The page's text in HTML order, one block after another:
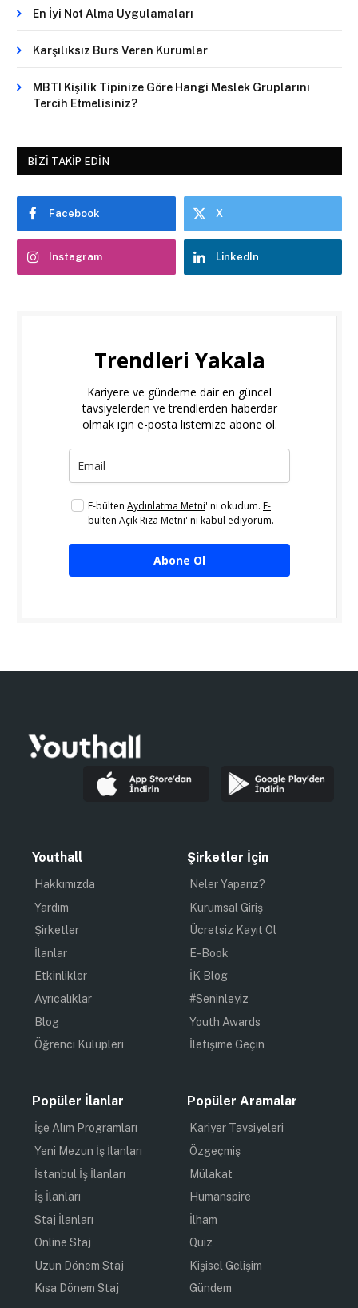
En İyi Not Alma Uygulamaları
Karşılıksız Burs Veren Kurumlar
MBTI Kişilik Tipinize Göre Hangi Meslek Gruplarını
Tercih Etmelisiniz?
BIZI TAKIP EDIN
Facebook X
Instagram LinkedIn
Trendleri Yakala
Kariyere ve gündeme dair en güncel
tavsiyelerden ve trendlerden haberdar
olmak için e-posta listemize abone ol.
E-bülten Aydınlatma Metni''ni okudum. E-
bülten Açık Rıza Metni''ni kabul ediyorum.
Abone Ol
Youthall
Hakkımızda
Yardım
Şirketler
İlanlar
Etkinlikler
Ayrıcalıklar
Blog
Öğrenci Kulüpleri
Şirketler İçin
Neler Yaparız?
Kurumsal Giriş
Ücretsiz Kayıt Ol
E-Book
İK Blog
#Seninleyiz
Youth Awards
İletişime Geçin
Popüler İlanlar
İşe Alım Programları
Yeni Mezun İş İlanları
İstanbul İş İlanları
İş İlanları
Staj İlanları
Online Staj
Uzun Dönem Staj
Kısa Dönem Staj
Popüler Aramalar
Kariyer Tavsiyeleri
Özgeçmiş
Mülakat
Humanspire
İlham
Quiz
Kişisel Gelişim
Gündem